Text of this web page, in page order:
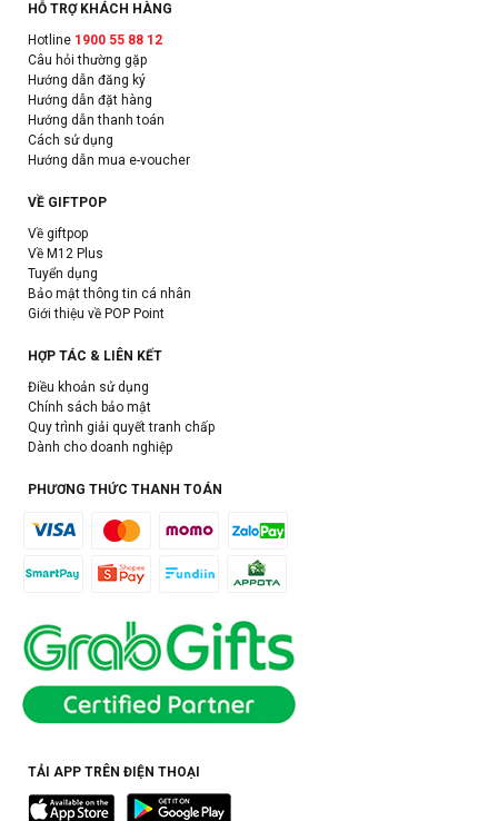
HỖ TRỢ KHÁCH HÀNG
Hotline 1900 55 88 12
Câu hỏi thường gặp
Hướng dẫn đăng ký
Hướng dẫn đặt hàng
Hướng dẫn thanh toán
Cách sử dụng
Hướng dẫn mua e-voucher
VỀ GIFTPOP
Về giftpop
Về M12 Plus
Tuyển dụng
Bảo mật thông tin cá nhân
Giới thiệu về POP Point
HỢP TÁC & LIÊN KẾT
Điều khoản sử dụng
Chính sách bảo mật
Quy trình giải quyết tranh chấp
Dành cho doanh nghiệp
PHƯƠNG THỨC THANH TOÁN
TẢI APP TRÊN ĐIỆN THOẠI